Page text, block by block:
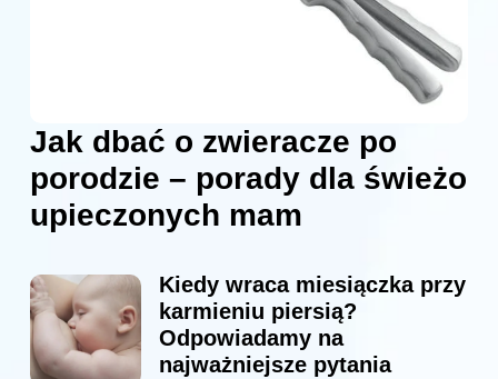
Jak dbać o zwieracze po
porodzie – porady dla świeżo
upieczonych mam
Kiedy wraca miesiączka przy
karmieniu piersią?
Odpowiadamy na
najważniejsze pytania